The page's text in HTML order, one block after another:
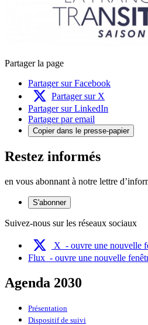
Partager la page
Partager sur Facebook
Partager sur X
Partager sur LinkedIn
Partager par email
Copier dans le presse-papier
Restez informés
en vous abonnant à notre lettre
S'abonner
Suivez-nous sur les réseaux sociaux
X - ouvre une nouvelle
Flux - ouvre une nouvelle
Agenda 2030
Présentation
Dispositif de suivi